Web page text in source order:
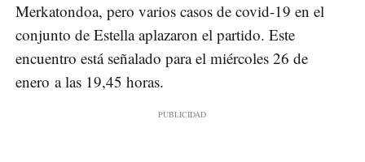
Merkatondoa, pero varios casos de covid-19 en el
conjunto de Estella aplazaron el partido. Este
encuentro está señalado para el miércoles 26 de
enero a las 19,45 horas.